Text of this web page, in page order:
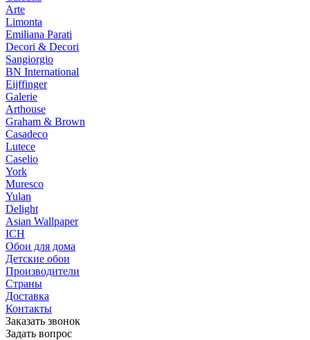
Arte
Limonta
Emiliana Parati
Decori & Decori
Sangiorgio
BN International
Eijffinger
Galerie
Arthouse
Graham & Brown
Casadeco
Lutece
Caselio
York
Muresco
Yulan
Delight
Asian Wallpaper
ICH
Обои для дома
Детские обои
Производители
Страны
Доставка
Контакты
Заказать звонок
Задать вопрос